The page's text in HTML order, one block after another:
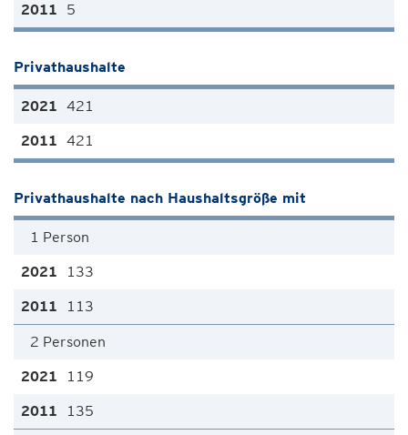
5
Privathaushalte
421
421
Privathaushalte nach Haushaltsgröße mit
1 Person
133
113
2 Personen
119
135